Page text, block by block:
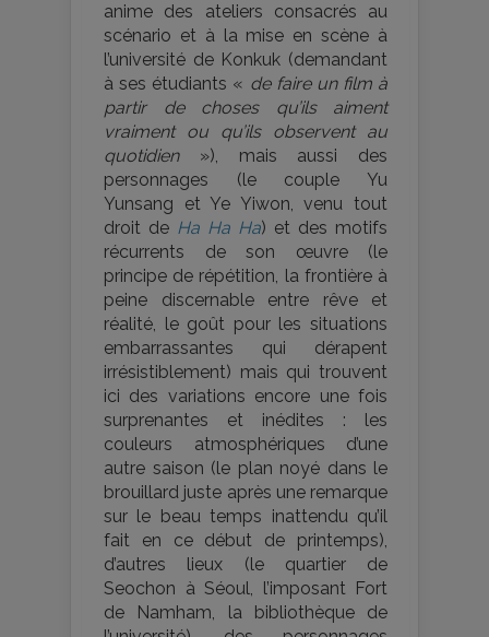
anime des ateliers consacrés au
scénario et à la mise en scène à
l’université de Konkuk (demandant
à ses étudiants « de faire un film à
partir de choses qu’ils aiment
vraiment ou qu’ils observent au
quotidien»), mais aussi des
personnages (le couple Yu
Yunsang et Ye Yiwon, venu tout
droit de Ha Ha Ha) et des motifs
récurrents de son œuvre (le
principe de répétition, la frontière à
peine discernable entre rêve et
réalité, le goût pour les situations
embarrassantes qui dérapent
irrésistiblement) mais qui trouvent
ici des variations encore une fois
surprenantes et inédites : les
couleurs atmosphériques d’une
autre saison (le plan noyé dans le
brouillard juste après une remarque
sur le beau temps inattendu qu’il
fait en ce début de printemps),
d’autres lieux (le quartier de
Seochon à Séoul, l’imposant Fort
de Namham, la bibliothèque de